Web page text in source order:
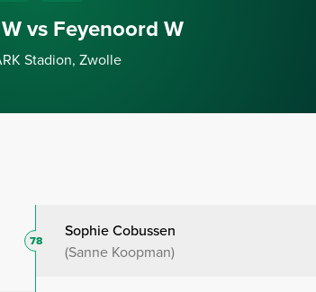
vs Feyenoord W
Stadion, Zwolle
Sophie Cobussen
Sanne Koopman
78